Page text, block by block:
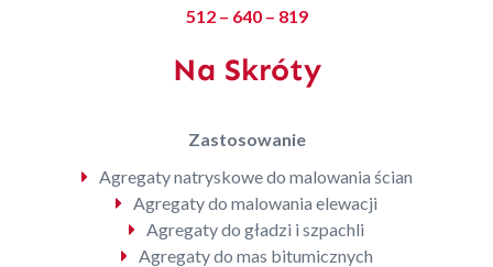
512 – 640 – 819
Na Skróty
Zastosowanie
Agregaty natryskowe do malowania ścian
Agregaty do malowania elewacji
Agregaty do gładzi i szpachli
Agregaty do mas bitumicznych